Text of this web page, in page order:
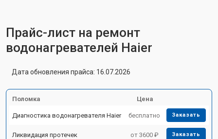
Прайс-лист на ремонт
водонагревателей Haier
Дата обновления прайса: 16.07.2026
Поломка Цена
Диагностика водонагревателя Haier бесплатно Заказать
Ликвидация протечек от 3600 ₽ Заказать